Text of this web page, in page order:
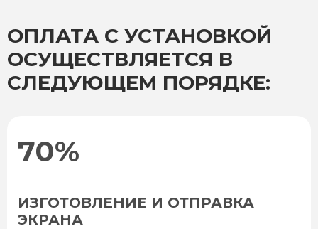
ОПЛАТА С УСТАНОВКОЙ
ОСУЩЕСТВЛЯЕТСЯ В
СЛЕДУЮЩЕМ ПОРЯДКЕ:
70%
ИЗГОТОВЛЕНИЕ И ОТПРАВКА
ЭКРАНА